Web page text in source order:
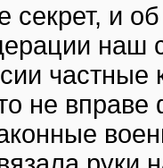
секрет, и
наш
частные
не